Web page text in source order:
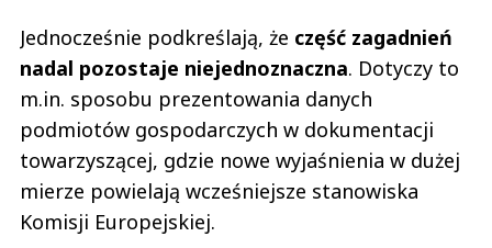
Jednocześnie podkreślają, że część zagadnień
nadal pozostaje niejednoznaczna. Dotyczy to
m.in. sposobu prezentowania danych
podmiotów gospodarczych w dokumentacji
towarzyszącej, gdzie nowe wyjaśnienia w dużej
mierze powielają wcześniejsze stanowiska
Komisji Europejskiej.